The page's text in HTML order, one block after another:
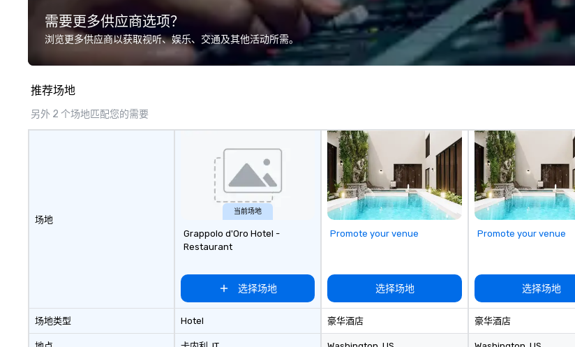
professional team of chauffeurs
and support staff; you will know
Costa Limousine.
需要更多供应商选项？
浏览更多供应商以获取视听、娱乐、交通及其他活动所需。
推荐场地
另外 2 个场地匹配您的需要
场地
场地类型
当前场地
Grappolo d'Oro Hotel -
Restaurant
选择场地
Hotel
Promote your venue
选择场地
豪华酒店
Promote your venue
选择场地
豪华酒店